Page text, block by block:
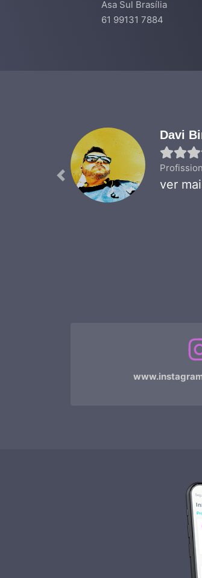
Asa Sul Brasília
61 99131 7884
Davi
ver
Previous